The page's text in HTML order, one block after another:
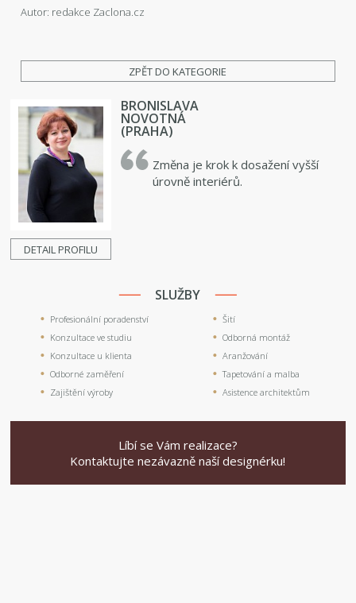
Autor: redakce Zaclona.cz
ZPĚT DO KATEGORIE
DETAIL PROFILU
BRONISLAVA
NOVOTNÁ
(PRAHA)
Změna je krok k dosažení vyšší
úrovně interiérů.
SLUŽBY
Profesionální poradenství
Konzultace ve studiu
Konzultace u klienta
Odborné zaměření
Zajištění výroby
Šití
Odborná montáž
Aranžování
Tapetování a malba
Asistence architektům
Líbí se Vám realizace?
Kontaktujte nezávazně naší designérku!